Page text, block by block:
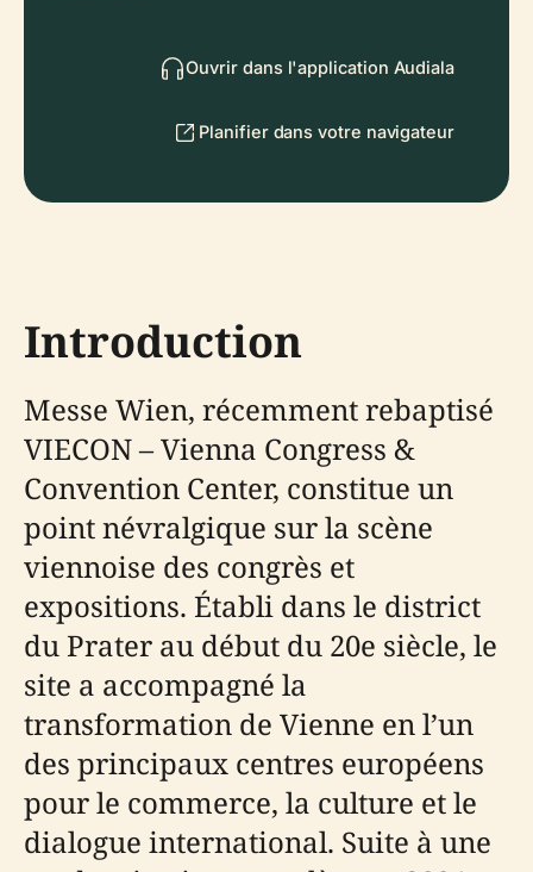
Ouvrir dans l'application Audiala
Planifier dans votre navigateur
Introduction
Messe Wien, récemment rebaptisé
VIECON – Vienna Congress &
Convention Center, constitue un
point névralgique sur la scène
viennoise des congrès et
expositions. Établi dans le district
du Prater au début du 20e siècle, le
site a accompagné la
transformation de Vienne en l’un
des principaux centres européens
pour le commerce, la culture et le
dialogue international. Suite à une